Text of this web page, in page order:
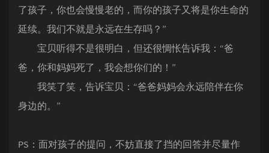
了孩子，你也会慢慢老的，而你的孩子又将是你生命的
延续。我们不就是永远在生存吗？”
宝贝听得不是很明白，但还很惆怅告诉我：“爸
爸，你和妈妈死了，我会想你们的！”
我笑了笑，告诉宝贝：“爸爸妈妈会永远陪伴在你
身边的。”
PS：面对孩子的提问，不妨直接了挡的回答并尽量作